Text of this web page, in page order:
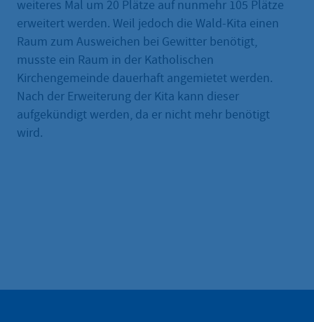
weiteres Mal um 20 Plätze auf nunmehr 105 Plätze
erweitert werden. Weil jedoch die Wald-Kita einen
Raum zum Ausweichen bei Gewitter benötigt,
musste ein Raum in der Katholischen
Kirchengemeinde dauerhaft angemietet werden.
Nach der Erweiterung der Kita kann dieser
aufgekündigt werden, da er nicht mehr benötigt
wird.